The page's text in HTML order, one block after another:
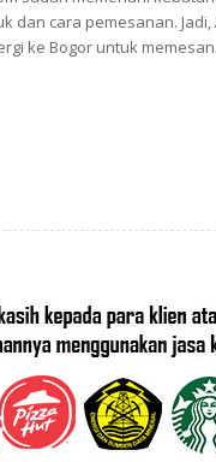
dan cara pemesanan.
ke Bogor untuk memesan.